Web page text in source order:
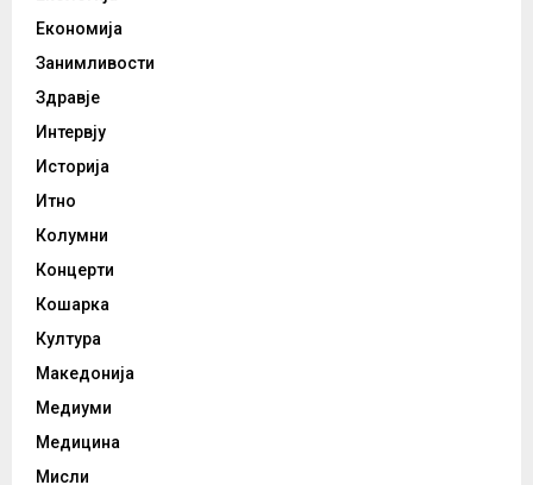
Економија
Занимливости
Здравје
Интервју
Историја
Итно
Колумни
Концерти
Кошарка
Култура
Македонија
Медиуми
Медицина
Мисли